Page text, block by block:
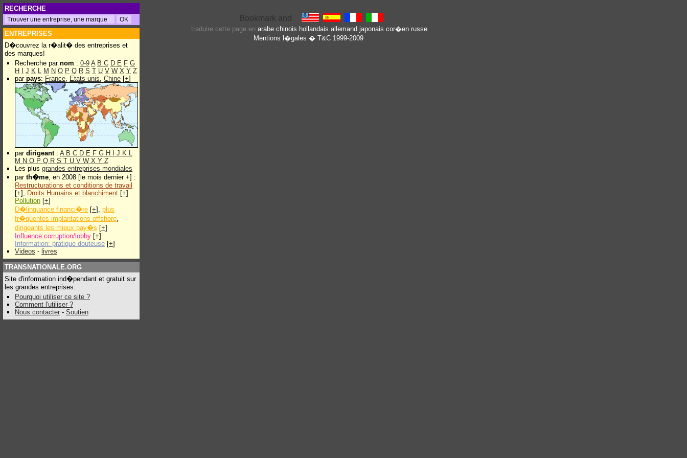
RECHERCHE
ENTREPRISES
D�couvrez la r�alit� des entreprises et
des marques!
Recherche par nom : 0-9 A B C D E F G
H
J K L M N O P Q R S T U V W X Y Z
par pays: France, Etats-unis, Chine [+]
par dirigeant: A B C D E F G H J K L
M N O P Q R S T U V W X Y Z
Les plus grandes entreprises mondiales
par th�me, en 2008 [le mois dernier +] :
Restructurations et conditions de travail
[+], Droits Humains et blanchiment [+]
Pollution [+]
D�linquance financi�re [+], plus
fr�quentes implantations offshore,
dirigeants les mieux pay�s [+]
Influence:corruption/lobby [+]
Information: pratique douteuse [+]
Videos - livres
TRANSNATIONALE.ORG
Site d'information ind�pendant et gratuit sur
les grandes entreprises.
Pourquoi utiliser ce site ?
Comment l'utiliser ?
Nous contacter - Soutien
traduire cette page en arabe chinois hollandais allemand japonais cor�en russe
Mentions l�gales � T&C 1999-2009